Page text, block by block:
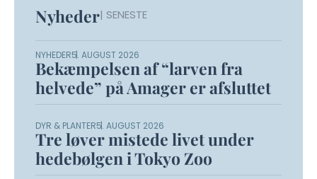
Nyheder| SENESTE
NYHEDER5. AUGUST 2026
Bekæmpelsen af “larven fra
helvede” på Amager er afsluttet
DYR & PLANTER5. AUGUST 2026
Tre løver mistede livet under
hedebølgen i Tokyo Zoo